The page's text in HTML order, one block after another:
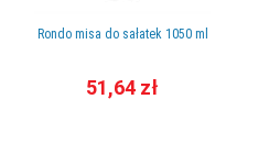
Rondo misa do sałatek 1050 ml
51,64 zł